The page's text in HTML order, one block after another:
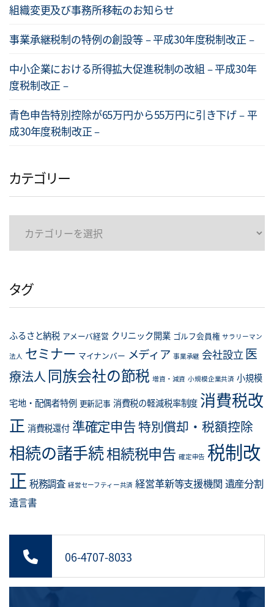
組織変更及び事務所移転のお知らせ
事業承継税制の特例の創設等 – 平成30年度税制改正 –
中小企業における所得拡大促進税制の改組 – 平成30年
度税制改正 –
青色申告特別控除が65万円から55万円に引き下げ – 平
成30年度税制改正 –
カテゴリー
ゴ
ー
タグ
ふるさと納税 アメーバ経営 クリニック開業 ゴルフ会員権 サラリーマン
法人 セミナー マイナンバー メディア 事業承継 会社設立 医
療法人 同族会社の節税 増資・減資 小規模企業共済 小規模
宅地・配偶者特例 更新記事 消費税の軽減税率制度 消費税改
正 消費税還付 準確定申告特別償却・税額控除
相続の諸手続相続税申告 確定申告 税制改
正 税務調査 経営セーフティー共済 経営革新等支援機関 遺産分割
遺言書
06-4707-8033